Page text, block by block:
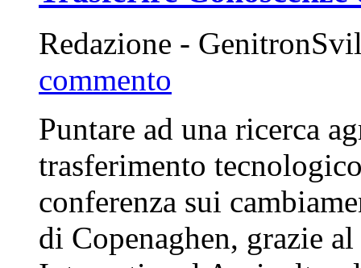
Redazione -
commento
Puntare ad una ricerca
trasferimento
conferenza sui
di Copenaghen, grazie